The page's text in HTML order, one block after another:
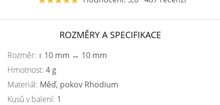
ROZMĚRY A SPECIFIKACE
Rozměr: ↕ 10 mm ↔ 10 mm
Hmotnost: 4 g
Materiál: Měď, pokov Rhodium
Kusů v balení: 1